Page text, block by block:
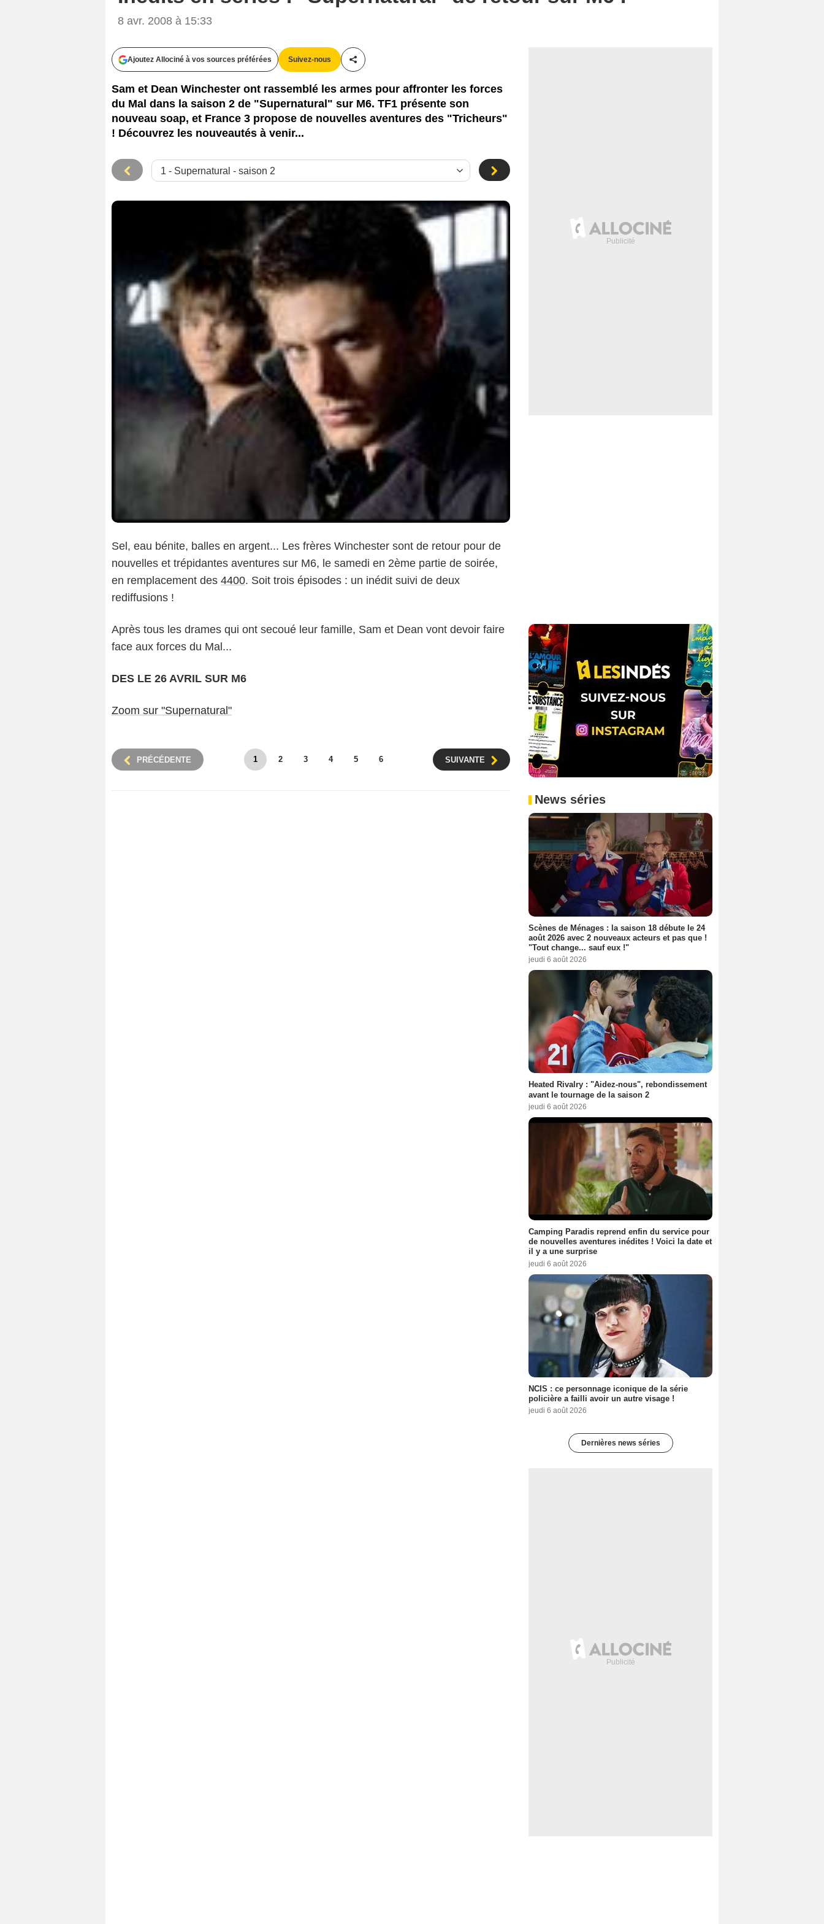
8 avr. 2008 à 15:33
Ajoutez Allociné à vos sources préférées Suivez-nous
Partager cet article
Sam et Dean Winchester ont rassemblé les armes pour affronter les forces
du Mal dans la saison 2 de "Supernatural" sur M6. TF1 présente son
nouveau soap, et France 3 propose de nouvelles aventures des "Tricheurs"
! Découvrez les nouveautés à venir...
Sel, eau bénite, balles en argent... Les frères Winchester sont de retour pour de
nouvelles et trépidantes aventures sur M6, le samedi en 2ème partie de soirée,
en remplacement des 4400. Soit trois épisodes : un inédit suivi de deux
rediffusions !
Après tous les drames qui ont secoué leur famille, Sam et Dean vont devoir faire
face aux forces du Mal...
DES LE 26 AVRIL SUR M6
Zoom sur "Supernatural"
PRÉCÉDENTE SUIVANTE
1 2 3 4 5 6
News séries
Scènes de Ménages : la saison 18 débute le 24
août 2026 avec 2 nouveaux acteurs et pas que !
"Tout change... sauf eux !"
jeudi 6 août 2026
Heated Rivalry : "Aidez-nous", rebondissement
avant le tournage de la saison 2
jeudi 6 août 2026
Camping Paradis reprend enfin du service pour
de nouvelles aventures inédites ! Voici la date et
il y a une surprise
jeudi 6 août 2026
NCIS : ce personnage iconique de la série
policière a failli avoir un autre visage !
jeudi 6 août 2026
Dernières news séries